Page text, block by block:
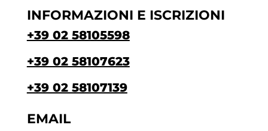
INFORMAZIONI E ISCRIZIONI
+39 02 58105598
+39 02 58107623
+39 02 58107139
EMAIL